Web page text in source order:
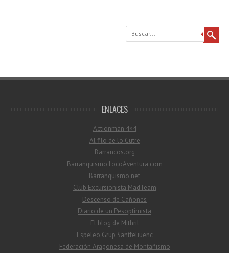
Buscar
ENLACES
Actionman 4×4
Al filo de lo Cutre
Barrancos.org
Barranquismo.LocoAventura.com
Barranquismo.net
Club Excursionista MadTeam
Descenso de Cañones
Diario de un Pesoptimista
El blog de Mithril
Espeleo Grup Santfeliuenc
Federación Aragonesa de Montañismo